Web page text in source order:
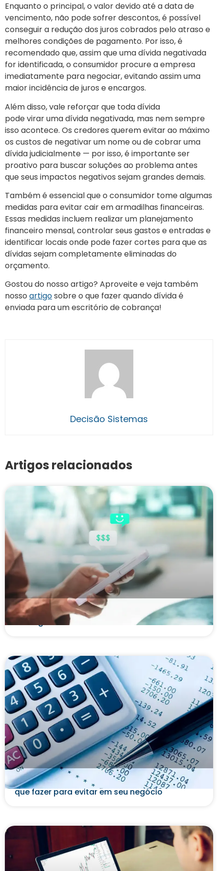
Enquanto o principal, o valor devido até a data de
vencimento, não pode sofrer descontos, é possível
conseguir a redução dos juros cobrados pelo atraso e
melhores condições de pagamento. Por isso, é
recomendado que, assim que uma dívida negativada
for identificada, o consumidor procure a empresa
imediatamente para negociar, evitando assim uma
maior incidência de juros e encargos.
Além disso, vale reforçar que toda dívida
pode virar uma dívida negativada, mas nem sempre
isso acontece. Os credores querem evitar ao máximo
os custos de negativar um nome ou de cobrar uma
dívida judicialmente — por isso, é importante ser
proativo para buscar soluções ao problema antes
que seus impactos negativos sejam grandes demais.
Também é essencial que o consumidor tome algumas
medidas para evitar cair em armadilhas financeiras.
Essas medidas incluem realizar um planejamento
financeiro mensal, controlar seus gastos e entradas e
identificar locais onde pode fazer cortes para que as
dívidas sejam completamente eliminadas do
orçamento.
Gostou do nosso artigo? Aproveite e veja também
nosso artigosobre o que fazer quando dívida é
enviada para um escritório de cobrança!
Decisão Sistemas
Artigos relacionados
Cobrança pelo WhatsApp é legal? Conheça as
vantagens do canal e como utilizá-lo
Cobrança indevida: o que é, consequências e o
que fazer para evitar em seu negócio